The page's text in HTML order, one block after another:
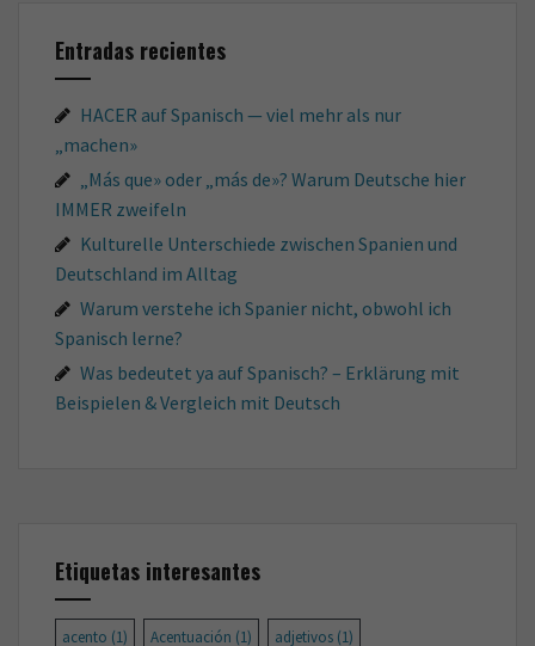
Entradas recientes
HACER auf Spanisch — viel mehr als nur
„machen»
„Más que» oder „más de»? Warum Deutsche hier
IMMER zweifeln
Kulturelle Unterschiede zwischen Spanien und
Deutschland im Alltag
Warum verstehe ich Spanier nicht, obwohl ich
Spanisch lerne?
Was bedeutet ya auf Spanisch? – Erklärung mit
Beispielen & Vergleich mit Deutsch
Etiquetas interesantes
acento (1) Acentuación (1) adjetivos (1)